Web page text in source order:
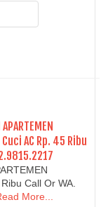
Cuci AC Rp. 45 Ribu
Call Or WA.
More...